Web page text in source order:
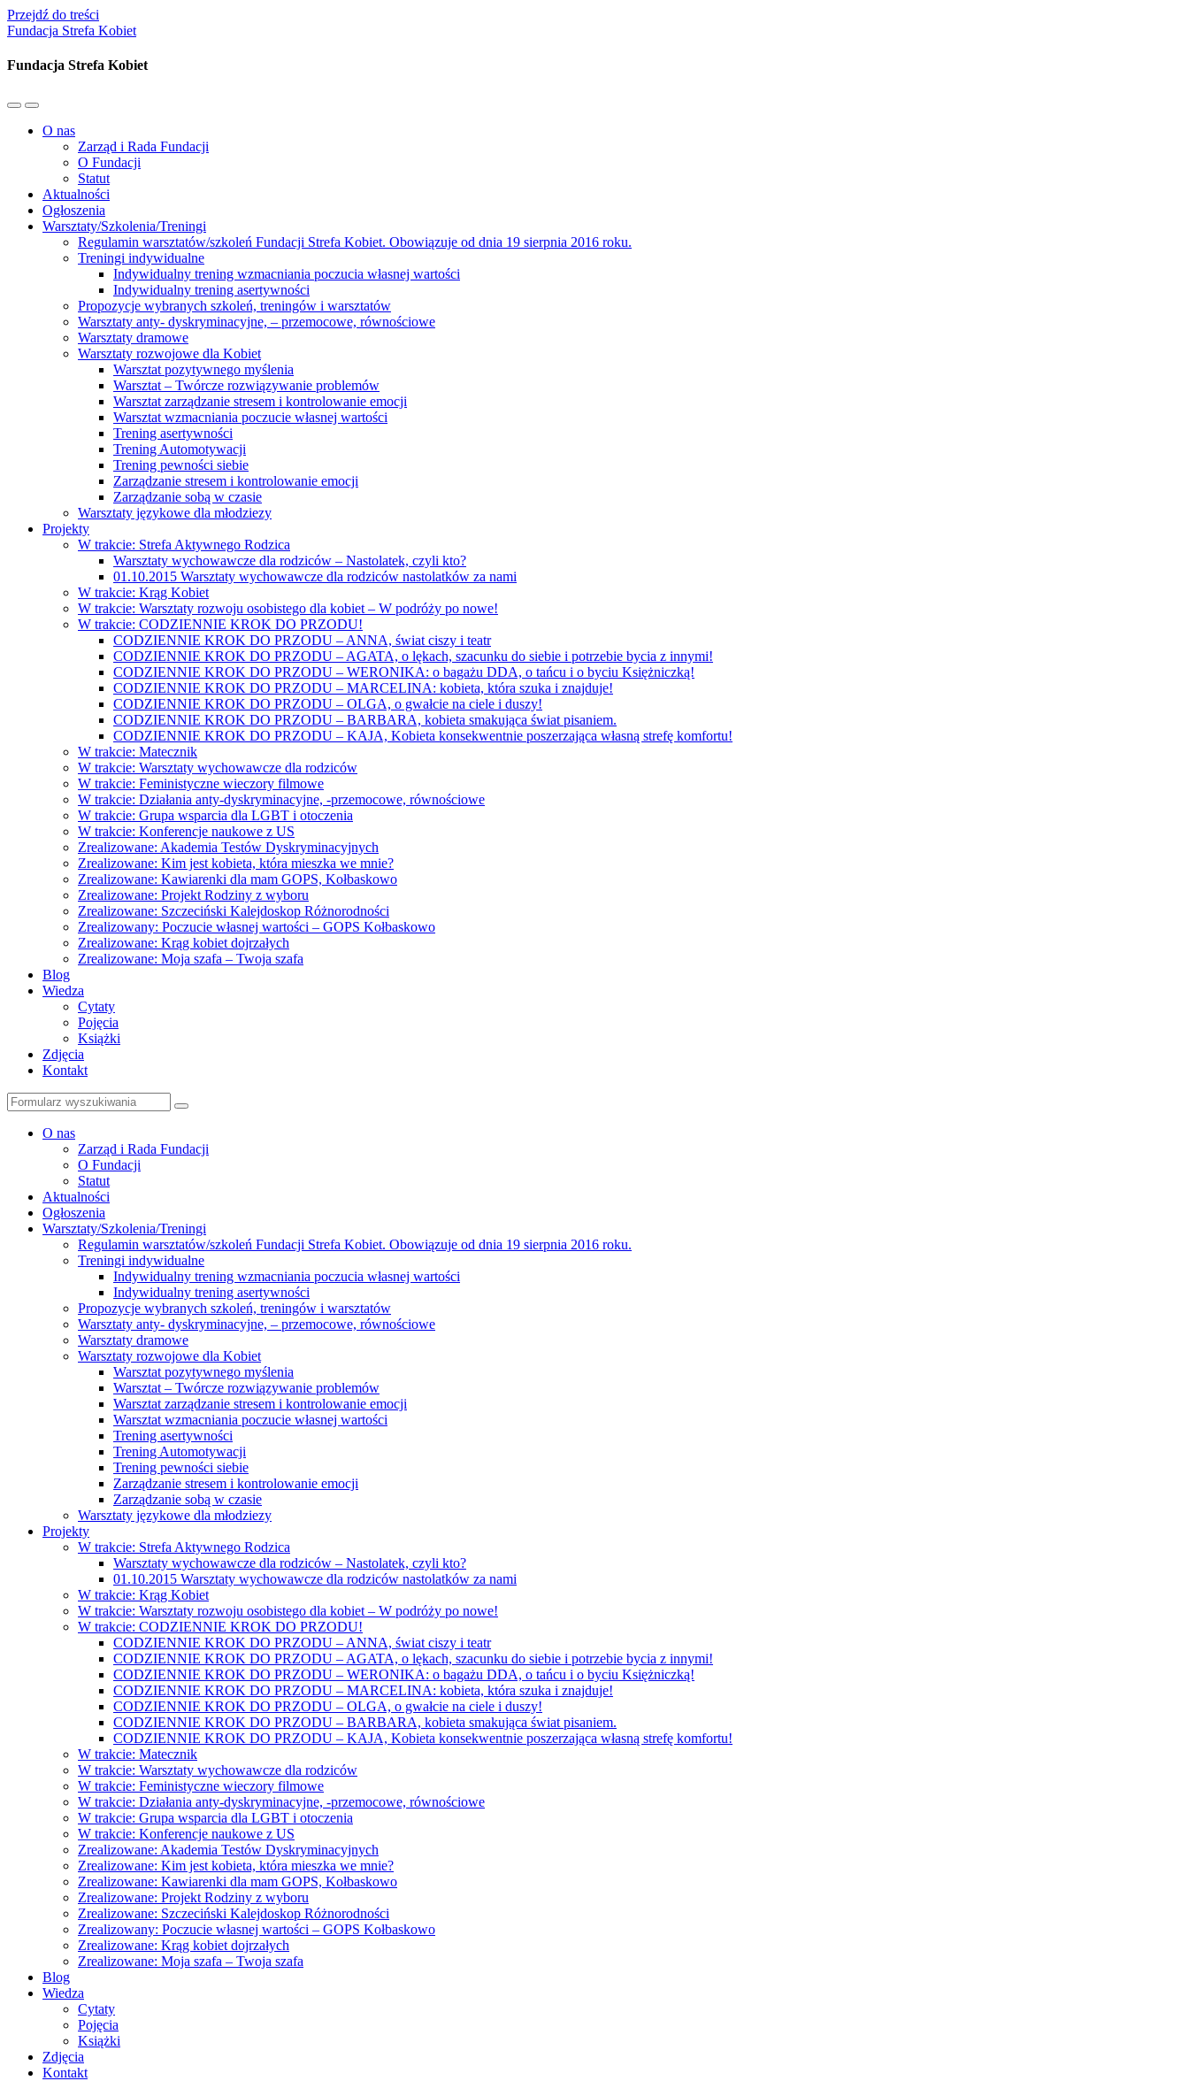
Przejdź do treści
Fundacja Strefa Kobiet
Fundacja Strefa Kobiet
Przełącz
mobilne
Przełącz
pole
wyszukiwania
O nas
Zarząd i Rada Fundacji
O Fundacji
Statut
Aktualności
Ogłoszenia
Warsztaty/Szkolenia/Treningi
Regulamin warsztatów/szkoleń Fundacji Strefa Kobiet. Obowiązuje od dnia 19 sierpnia 2016 roku.
Treningi indywidualne
Indywidualny trening wzmacniania poczucia własnej wartości
Indywidualny trening asertywności
Propozycje wybranych szkoleń, treningów i warsztatów
Warsztaty anty- dyskryminacyjne, – przemocowe, równościowe
Warsztaty dramowe
Warsztaty rozwojowe dla Kobiet
Warsztat pozytywnego myślenia
Warsztat – Twórcze rozwiązywanie problemów
Warsztat zarządzanie stresem i kontrolowanie emocji
Warsztat wzmacniania poczucie własnej wartości
Trening asertywności
Trening Automotywacji
Trening pewności siebie
Zarządzanie stresem i kontrolowanie emocji
Zarządzanie sobą w czasie
Warsztaty językowe dla młodziezy
Projekty
W trakcie: Strefa Aktywnego Rodzica
Warsztaty wychowawcze dla rodziców – Nastolatek, czyli kto?
01.10.2015 Warsztaty wychowawcze dla rodziców nastolatków za nami
W trakcie: Krąg Kobiet
W trakcie: Warsztaty rozwoju osobistego dla kobiet – W podróży po nowe!
W trakcie: CODZIENNIE KROK DO PRZODU!
CODZIENNIE KROK DO PRZODU – ANNA, świat ciszy i teatr
CODZIENNIE KROK DO PRZODU – AGATA, o lękach, szacunku do siebie i potrzebie bycia z innymi!
CODZIENNIE KROK DO PRZODU – WERONIKA: o bagażu DDA, o tańcu i o byciu Księżniczką!
CODZIENNIE KROK DO PRZODU – MARCELINA: kobieta, która szuka i znajduje!
CODZIENNIE KROK DO PRZODU – OLGA, o gwałcie na ciele i duszy!
CODZIENNIE KROK DO PRZODU – BARBARA, kobieta smakująca świat pisaniem.
CODZIENNIE KROK DO PRZODU – KAJA, Kobieta konsekwentnie poszerzająca własną strefę komfortu!
W trakcie: Matecznik
W trakcie: Warsztaty wychowawcze dla rodziców
W trakcie: Feministyczne wieczory filmowe
W trakcie: Działania anty-dyskryminacyjne, -przemocowe, równościowe
W trakcie: Grupa wsparcia dla LGBT i otoczenia
W trakcie: Konferencje naukowe z US
Zrealizowane: Akademia Testów Dyskryminacyjnych
Zrealizowane: Kim jest kobieta, która mieszka we mnie?
Zrealizowane: Kawiarenki dla mam GOPS, Kołbaskowo
Zrealizowane: Projekt Rodziny z wyboru
Zrealizowane: Szczeciński Kalejdoskop Różnorodności
Zrealizowany: Poczucie własnej wartości – GOPS Kołbaskowo
Zrealizowane: Krąg kobiet dojrzałych
Zrealizowane: Moja szafa – Twoja szafa
Blog
Wiedza
Cytaty
Pojęcia
Książki
Zdjęcia
Kontakt
Szukaj
O nas
Zarząd i Rada Fundacji
O Fundacji
Statut
Aktualności
Ogłoszenia
Warsztaty/Szkolenia/Treningi
Regulamin warsztatów/szkoleń Fundacji Strefa Kobiet. Obowiązuje od dnia 19 sierpnia 2016 roku.
Treningi indywidualne
Indywidualny trening wzmacniania poczucia własnej wartości
Indywidualny trening asertywności
Propozycje wybranych szkoleń, treningów i warsztatów
Warsztaty anty- dyskryminacyjne, – przemocowe, równościowe
Warsztaty dramowe
Warsztaty rozwojowe dla Kobiet
Warsztat pozytywnego myślenia
Warsztat – Twórcze rozwiązywanie problemów
Warsztat zarządzanie stresem i kontrolowanie emocji
Warsztat wzmacniania poczucie własnej wartości
Trening asertywności
Trening Automotywacji
Trening pewności siebie
Zarządzanie stresem i kontrolowanie emocji
Zarządzanie sobą w czasie
Warsztaty językowe dla młodziezy
Projekty
W trakcie: Strefa Aktywnego Rodzica
Warsztaty wychowawcze dla rodziców – Nastolatek, czyli kto?
01.10.2015 Warsztaty wychowawcze dla rodziców nastolatków za nami
W trakcie: Krąg Kobiet
W trakcie: Warsztaty rozwoju osobistego dla kobiet – W podróży po nowe!
W trakcie: CODZIENNIE KROK DO PRZODU!
CODZIENNIE KROK DO PRZODU – ANNA, świat ciszy i teatr
CODZIENNIE KROK DO PRZODU – AGATA, o lękach, szacunku do siebie i potrzebie bycia z innymi!
CODZIENNIE KROK DO PRZODU – WERONIKA: o bagażu DDA, o tańcu i o byciu Księżniczką!
CODZIENNIE KROK DO PRZODU – MARCELINA: kobieta, która szuka i znajduje!
CODZIENNIE KROK DO PRZODU – OLGA, o gwałcie na ciele i duszy!
CODZIENNIE KROK DO PRZODU – BARBARA, kobieta smakująca świat pisaniem.
CODZIENNIE KROK DO PRZODU – KAJA, Kobieta konsekwentnie poszerzająca własną strefę komfortu!
W trakcie: Matecznik
W trakcie: Warsztaty wychowawcze dla rodziców
W trakcie: Feministyczne wieczory filmowe
W trakcie: Działania anty-dyskryminacyjne, -przemocowe, równościowe
W trakcie: Grupa wsparcia dla LGBT i otoczenia
W trakcie: Konferencje naukowe z US
Zrealizowane: Akademia Testów Dyskryminacyjnych
Zrealizowane: Kim jest kobieta, która mieszka we mnie?
Zrealizowane: Kawiarenki dla mam GOPS, Kołbaskowo
Zrealizowane: Projekt Rodziny z wyboru
Zrealizowane: Szczeciński Kalejdoskop Różnorodności
Zrealizowany: Poczucie własnej wartości – GOPS Kołbaskowo
Zrealizowane: Krąg kobiet dojrzałych
Zrealizowane: Moja szafa – Twoja szafa
Blog
Wiedza
Cytaty
Pojęcia
Książki
Zdjęcia
Kontakt